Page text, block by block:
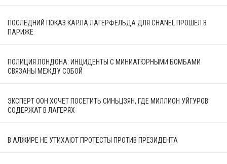
ПОСЛЕДНИЙ ПОКАЗ КАРЛА ЛАГЕРФЕЛЬДА ДЛЯ CHANEL ПРОШЁЛ В
ПАРИЖЕ
ПОЛИЦИЯ ЛОНДОНА: ИНЦИДЕНТЫ С МИНИАТЮРНЫМИ БОМБАМИ
СВЯЗАНЫ МЕЖДУ СОБОЙ
ЭКСПЕРТ ООН ХОЧЕТ ПОСЕТИТЬ СИНЬЦЗЯН, ГДЕ МИЛЛИОН УЙГУРОВ
СОДЕРЖАТ В ЛАГЕРЯХ
В АЛЖИРЕ НЕ УТИХАЮТ ПРОТЕСТЫ ПРОТИВ ПРЕЗИДЕНТА